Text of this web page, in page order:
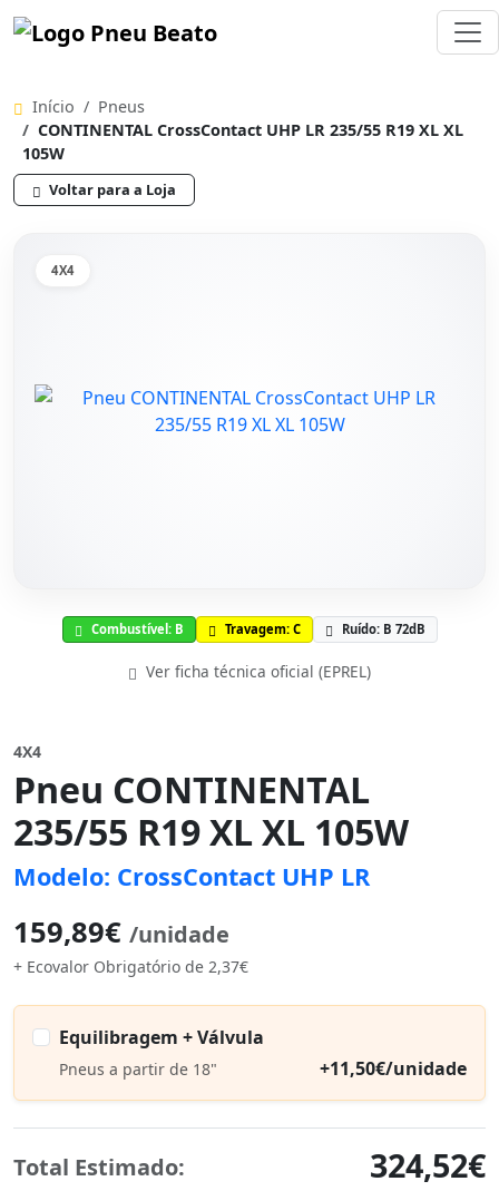
Início
Pneus
CONTINENTAL CrossContact UHP LR 235/55 R19 XL XL
105W
Voltar para a Loja
4X4
Combustível: B Travagem: C Ruído: B 72dB
Ver ficha técnica oficial (EPREL)
4X4
Pneu CONTINENTAL
235/55 R19 XL XL 105W
Modelo: CrossContact UHP LR
159,89€ /unidade
+ Ecovalor Obrigatório de 2,37€
Equilibragem + Válvula
Pneus a partir de 18" +11,50€/unidade
Total Estimado: 324,52€